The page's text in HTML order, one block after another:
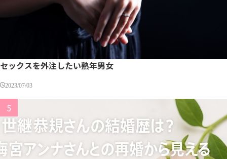
セックスを外注したい熟年男女
2023/07/03